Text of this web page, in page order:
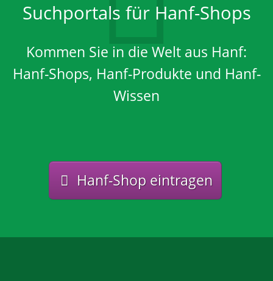
Suchportals für Hanf-Shops
Kommen Sie in die Welt aus Hanf:
Hanf-Shops, Hanf-Produkte und Hanf-
Wissen
Hanf-Shop eintragen